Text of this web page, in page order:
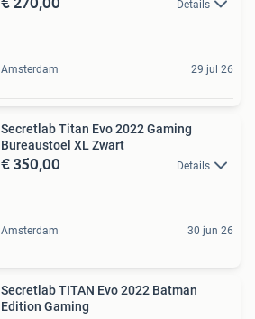
Details
Amsterdam 29 jul 26
Secretlab Titan Evo 2022 Gaming
Bureaustoel XL Zwart
€ 350,00 Details
Amsterdam 30 jun 26
Secretlab TITAN Evo 2022 Batman
Edition Gaming